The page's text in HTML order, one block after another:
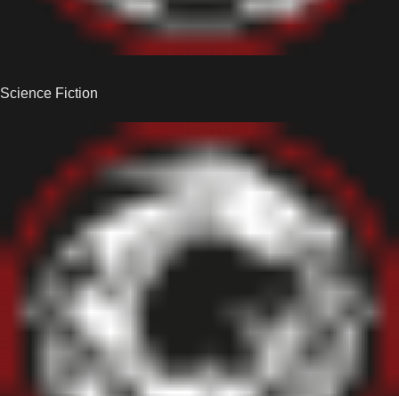
Science Fiction